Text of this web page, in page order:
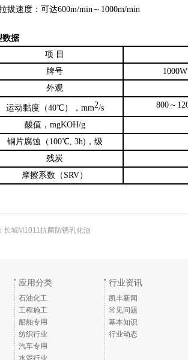
拔速度：可达600m/min～1000m/min
数据
项 目
牌号
1000W
外观
运动黏度（40℃），mm2/s 800～
酸值，mgKOH/g
铜片腐蚀（100℃, 3h)，级
残炭
摩擦系数（SRV）
长城M1011抗菌防锈乳化油
应用分类
石油化工
工程施工
船舶专用
纺织行业
汽车专用
水泥行业
行业资讯
凯丰新闻
常见问题
基本知识
行业动态